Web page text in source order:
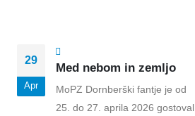
29
Apr
Med nebom in zemljo
MoPZ Dornberški fantje je od
25. do 27. aprila 2026 gostoval